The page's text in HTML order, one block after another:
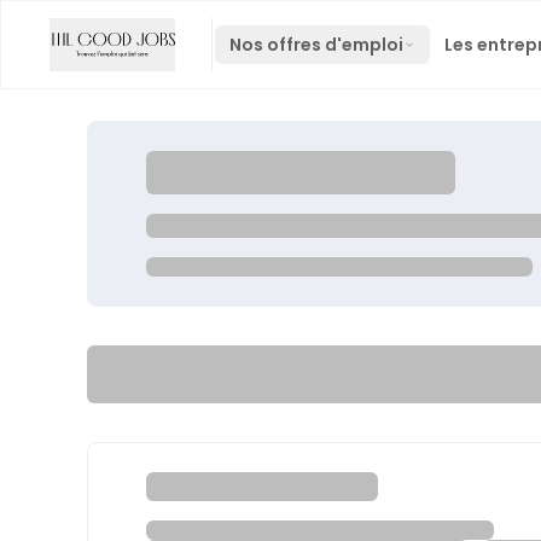
Nos offres d'emploi Les